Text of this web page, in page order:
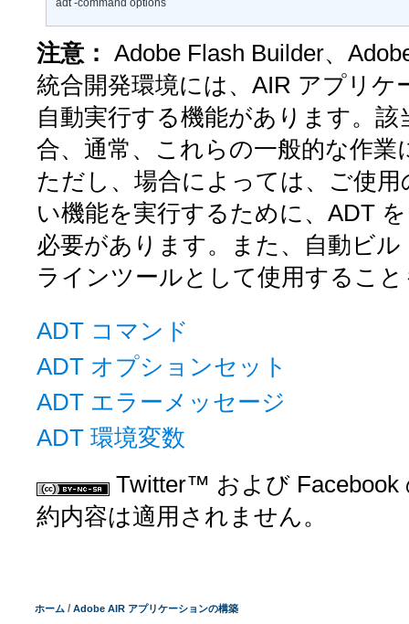
adt -command options
注意： Adobe Flash Builder、
統合開発環境には、AIR アプリ
自動実行する機能があります。
合、通常、これらの一般的な作
ただし、場合によっては、ご使
い機能を実行するために、ADT
必要があります。また、自動ビ
ラインツールとして使用するこ
ADT コマンド
ADT オプションセット
ADT エラーメッセージ
ADT 環境変数
Twitter™ および Facebook
約内容は適用されません。
ホーム / Adobe AIR アプリケーションの構築